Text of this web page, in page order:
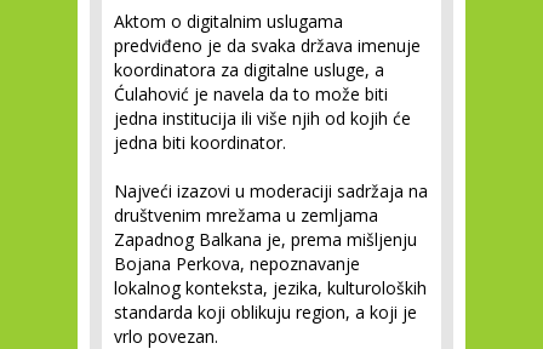
Aktom o digitalnim uslugama
predviđeno je da svaka država imenuje
koordinatora za digitalne usluge, a
Ćulahović je navela da to može biti
jedna institucija ili više njih od kojih će
jedna biti koordinator.
Najveći izazovi u moderaciji sadržaja na
društvenim mrežama u zemljama
Zapadnog Balkana je, prema mišljenju
Bojana Perkova, nepoznavanje
lokalnog konteksta, jezika, kulturoloških
standarda koji oblikuju region, a koji je
vrlo povezan.